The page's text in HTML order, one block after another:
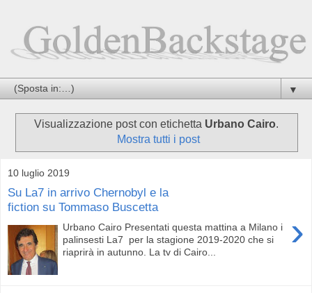
▼
Visualizzazione post con etichetta Urbano Cairo.
Mostra tutti i post
10 luglio 2019
Su La7 in arrivo Chernobyl e la
fiction su Tommaso Buscetta
›
Urbano Cairo Presentati questa mattina a Milano i
palinsesti La7 per la stagione 2019-2020 che si
riaprirà in autunno. La tv di Cairo...